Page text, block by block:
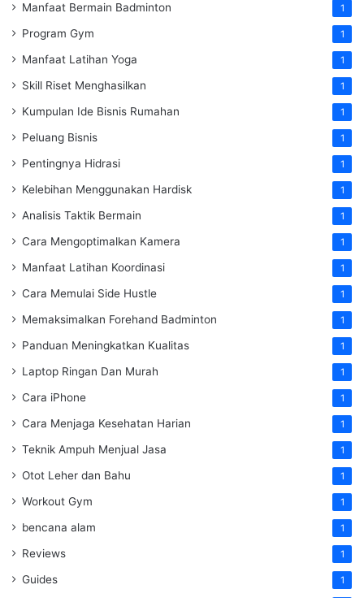
Manfaat Bermain Badminton 1
Program Gym 1
Manfaat Latihan Yoga 1
Skill Riset Menghasilkan 1
Kumpulan Ide Bisnis Rumahan 1
Peluang Bisnis 1
Pentingnya Hidrasi 1
Kelebihan Menggunakan Hardisk 1
Analisis Taktik Bermain 1
Cara Mengoptimalkan Kamera 1
Manfaat Latihan Koordinasi 1
Cara Memulai Side Hustle 1
Memaksimalkan Forehand Badminton 1
Panduan Meningkatkan Kualitas 1
Laptop Ringan Dan Murah 1
Cara iPhone 1
Cara Menjaga Kesehatan Harian 1
Teknik Ampuh Menjual Jasa 1
Otot Leher dan Bahu 1
Workout Gym 1
bencana alam 1
Reviews 1
Guides 1